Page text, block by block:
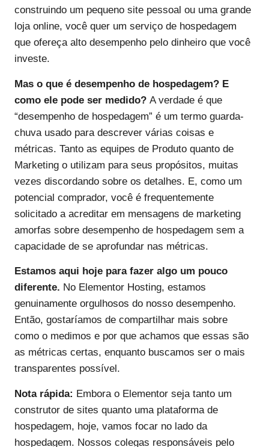
construindo um pequeno site pessoal ou uma grande
loja online, você quer um serviço de hospedagem
que ofereça alto desempenho pelo dinheiro que você
investe.
Mas o que é desempenho de hospedagem? E
como ele pode ser medido? A verdade é que
“desempenho de hospedagem” é um termo guarda-
chuva usado para descrever várias coisas e
métricas. Tanto as equipes de Produto quanto de
Marketing o utilizam para seus propósitos, muitas
vezes discordando sobre os detalhes. E, como um
potencial comprador, você é frequentemente
solicitado a acreditar em mensagens de marketing
amorfas sobre desempenho de hospedagem sem a
capacidade de se aprofundar nas métricas.
Estamos aqui hoje para fazer algo um pouco
diferente. No Elementor Hosting, estamos
genuinamente orgulhosos do nosso desempenho.
Então, gostaríamos de compartilhar mais sobre
como o medimos e por que achamos que essas são
as métricas certas, enquanto buscamos ser o mais
transparentes possível.
Nota rápida: Embora o Elementor seja tanto um
construtor de sites quanto uma plataforma de
hospedagem, hoje, vamos focar no lado da
hospedagem. Nossos colegas responsáveis pelo